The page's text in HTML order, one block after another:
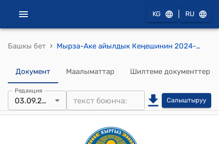
KG RU
Башкы бет › Мырза-Аке айылдык Кеңешинин 2024-жылдын 3-сентябры № 59 Муниципалдык менчикке өткөрүү жөнүндө токтому
Документ Маалыматтар Шилтеме документтер
Редакция
03.09.2024 Салыштыруу